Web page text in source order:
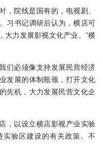
，院线是国有的，电视剧、
习书记调研后认为，横店可
大力发展影视文化产业。”横
们必须像支持发展民营经济
发展的体制瓶颈，打开文化
先机，大力发展民营文化企
，以设立横店影视产业实验
验区建设的有关政策。不